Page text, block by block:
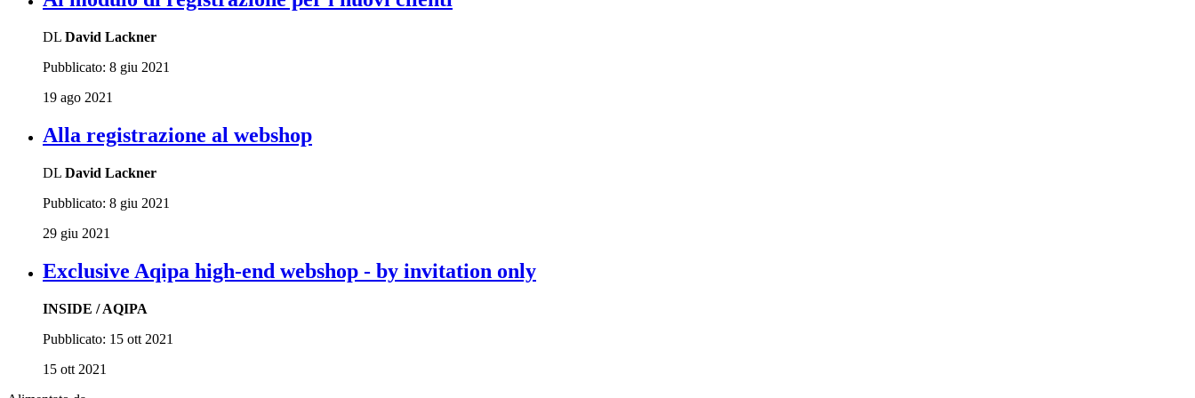
DL David Lackner
Pubblicato: 8 giu 2021
19 ago 2021
Alla registrazione al webshop
DL David Lackner
Pubblicato: 8 giu 2021
29 giu 2021
Exclusive Aqipa high-end webshop - by invitation only
INSIDE / AQIPA
Pubblicato: 15 ott 2021
15 ott 2021